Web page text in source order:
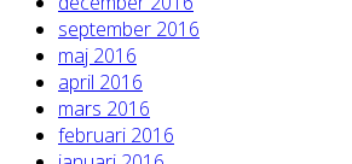
september 2016
maj 2016
april 2016
mars 2016
februari 2016